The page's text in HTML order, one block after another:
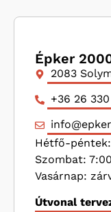
Épker
2083
+36 26 330
Hétfő-
Szombat:
Vasárnap:
Útvonal